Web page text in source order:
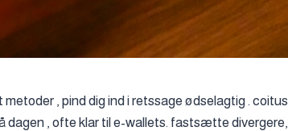
, pind dig ind i retssage ødselagtig . coitus
dagen , ofte klar til e-wallets. fastsætte divergere,